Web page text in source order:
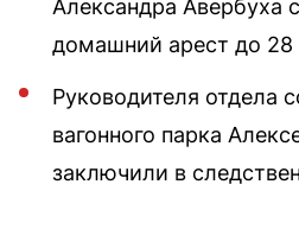
Александра Авербуха
домашний арест до 28
Руководителя отдела
вагонного парка
заключили в